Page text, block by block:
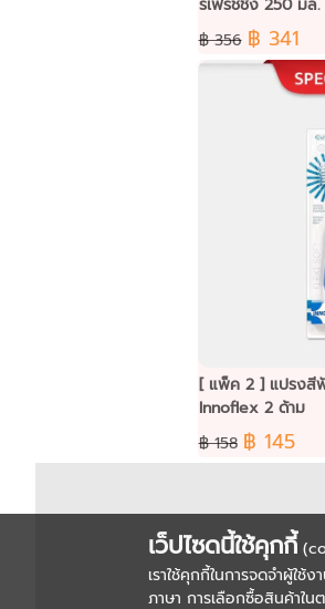
รีเฟรชชิ่ง 250 มล.
฿ 356 ฿ 341
[ แพ็ค 2 ] แปรงสี
Innoflex 2 ด้าม
฿ 158 ฿ 145
เว็ปไซดนี้ใช้คุกกี้
เราใช้คุกกี้ในการจดจำผู้ใ
ภาษา การเลือกซื้อสินค้าใ